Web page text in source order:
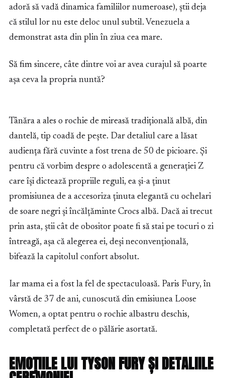
adoră să vadă dinamica familiilor numeroase), știi deja
că stilul lor nu este deloc unul subtil. Venezuela a
demonstrat asta din plin în ziua cea mare.
Să fim sincere, câte dintre voi ar avea curajul să poarte
așa ceva la propria nuntă?
Tânăra a ales o rochie de mireasă tradițională albă, din
dantelă, tip coadă de pește. Dar detaliul care a lăsat
audiența fără cuvinte a fost trena de 50 de picioare. Și
pentru că vorbim despre o adolescentă a generației Z
care își dictează propriile reguli, ea și-a ținut
promisiunea de a accesoriza ținuta elegantă cu ochelari
de soare negri și încălțăminte Crocs albă. Dacă ai trecut
prin asta, știi cât de obositor poate fi să stai pe tocuri o zi
întreagă, așa că alegerea ei, deși neconvențională,
bifează la capitolul confort absolut.
Iar mama ei a fost la fel de spectaculoasă. Paris Fury, în
vârstă de 37 de ani, cunoscută din emisiunea Loose
Women, a optat pentru o rochie albastru deschis,
completată perfect de o pălărie asortată.
EMOȚIILE LUI TYSON FURY ȘI DETALIILE